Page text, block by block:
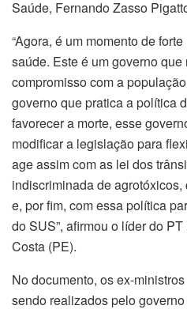
Saúde, Fernando Zasso
“Agora, é um momento de
saúde. Este é um governo
compromisso com a
governo que pratica a política
favorecer a morte, esse
modificar a legislação para
age assim com as lei dos
indiscriminada de
e, por fim, com essa política
do SUS”, afirmou o líder do
Costa (PE).
No documento, os ex-
sendo realizados pelo